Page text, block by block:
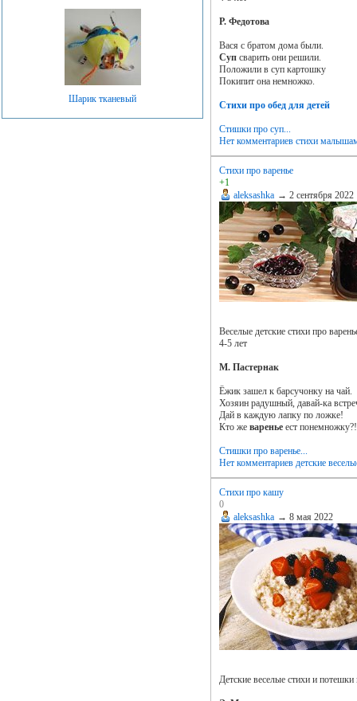
Шарик тканевый
Р. Федотова
Вася с братом дома были.
Супсварить они решили.
Положили в суп картошку
Покипит она немножко.
Стихи про обед для детей
Стишки про суп...
Нет комментариев стихи
Cтихи про варенье
+1
aleksashka → 2 сентября 2022
Веселые детские стихи про
4-5 лет
М. Пастернак
Ёжик зашел к барсучонку на чай.
Хозяин радушный, давай-ка
Дай в каждую лапку по ложке!
Кто же вареньеест понемножку?!
Стишки про варенье...
Нет комментариев детские
Стихи про кашу
0
aleksashka → 8 мая 2022
Детские веселые стихи и